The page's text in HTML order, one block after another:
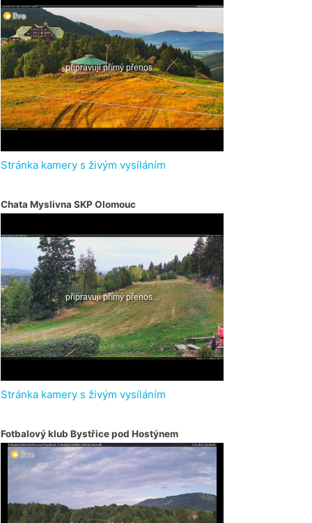
Stránka kamery s živým vysíláním
Chata Myslivna SKP Olomouc
Stránka kamery s živým vysíláním
Fotbalový klub Bystřice pod Hostýnem